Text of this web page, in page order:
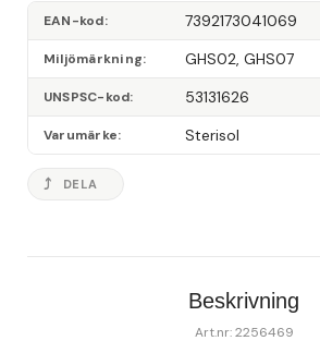
EAN-kod 7392173041069
Miljömärkning GHS02, GHS07
UNSPSC-kod 53131626
Varumärke Sterisol
DELA
Beskrivning
Art.nr: 2256469